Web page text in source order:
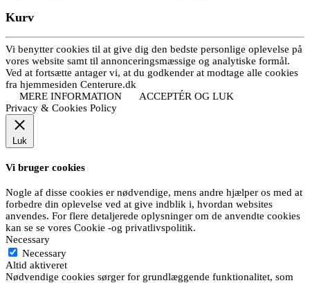
Kurv
Vi benytter cookies til at give dig den bedste personlige oplevelse på
vores website samt til annonceringsmæssige og analytiske formål.
Ved at fortsætte antager vi, at du godkender at modtage alle cookies
fra hjemmesiden Centerure.dk
MERE INFORMATION
ACCEPTÉR OG LUK
Privacy & Cookies Policy
Luk
Vi bruger cookies
Nogle af disse cookies er nødvendige, mens andre hjælper os med at
forbedre din oplevelse ved at give indblik i, hvordan websites
anvendes. For flere detaljerede oplysninger om de anvendte cookies
kan se se vores Cookie -og privatlivspolitik.
Necessary
Necessary
Altid aktiveret
Nødvendige cookies sørger for grundlæggende funktionalitet, som